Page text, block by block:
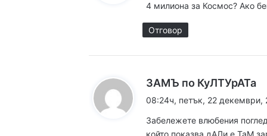
16:00ч, петък, 7 август,
а
:
4 милиона за Космос? Ако
Отговор
ЗАМЪ по КуЛТУрАТа
а
а
08:24ч, петък, 22 декември,
Забележете влюбения